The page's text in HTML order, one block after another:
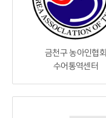
금천구 농아인협회
수어통역센터